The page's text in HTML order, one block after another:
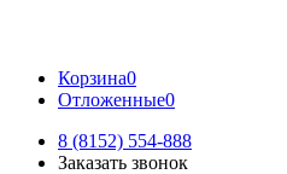
Корзина0
Отложенные0
8 (8152) 554-888
Заказать звонок